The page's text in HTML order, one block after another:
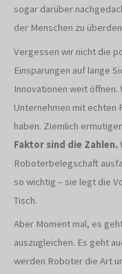
sogar darüber
der Menschen zu
Vergessen wir nicht die
Einsparungen auf lange
Innovationen weit öffnen.
Unternehmen mit
haben. Ziemlich
Faktor sind die Zahlen.
Roboterbelegschaft
so wichtig – sie legt die
Tisch.
Aber Moment mal, es
auszugleichen. Es geht
werden Roboter die Art